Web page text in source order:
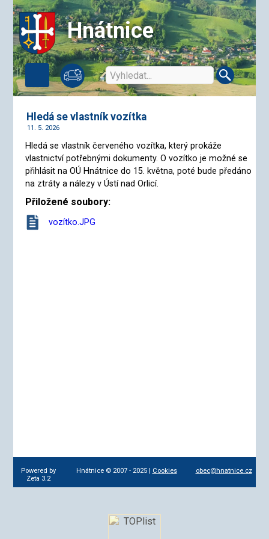
Hnátnice
Hledá se vlastník vozítka
11. 5. 2026
Hledá se vlastník červeného vozítka, který prokáže
vlastnictví potřebnými dokumenty. O vozítko je možné se
přihlásit na OÚ Hnátnice do 15. května, poté bude předáno
na ztráty a nálezy v Ústí nad Orlicí.
Přiložené soubory:
vozítko.JPG
Powered by
Zeta 3.2
Hnátnice © 2007 - 2025 | Cookies obec@hnatnice.cz